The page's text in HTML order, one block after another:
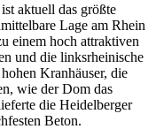
aktuell das größte
Lage am Rhein
einem hoch attraktiven
und die linksrheinische
Kranhäuser, die
wie der Dom das
die Heidelberger
Beton.